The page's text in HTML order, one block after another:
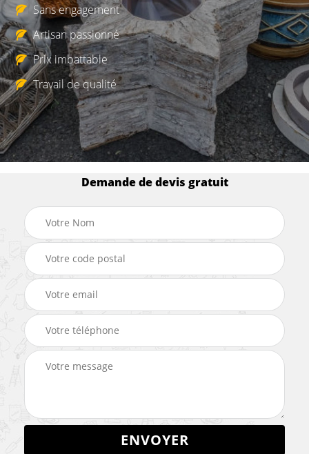
Sans engagement
Artisan passionné
Prix imbattable
Travail de qualité
Demande de devis gratuit